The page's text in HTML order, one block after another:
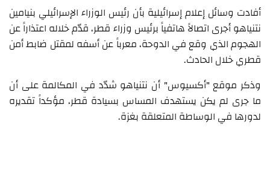
أفادت وسائل إعلام إسرائيلية بأن رئيس الوزراء الإسرائيلي بنيامين
نتنياهو أجرى اتصالاً هاتفياً برئيس وزراء قطر، قدّم خلاله اعتذاراً عن
الهجوم الذي وقع في الدوحة، معرباً عن أسفه لمقتل ضابط أمن
قطري خلال الحادث.
وذكر موقع "أكسيوس" أن نتنياهو شدّد في المكالمة على أن
ما جرى لم يكن يستهدف المساس بسيادة قطر، مؤكداً تقديره
لدورها في الوساطة المتعلقة بغزة.